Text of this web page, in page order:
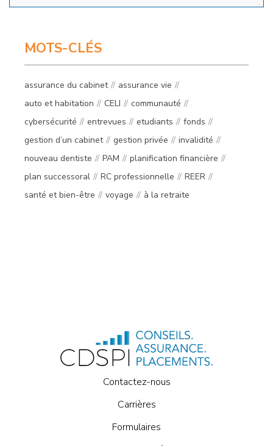
MOTS-CLÉS
assurance du cabinet
assurance vie
auto et habitation
CELI
communauté
cybersécurité
entrevues etudiants
fonds
gestion d’un cabinet
gestion privée
invalidité
nouveau dentiste
PAM
planification financière
plan successoral
RC professionnelle
REER
santé et bien-être
voyage à la retraite
Contactez-nous
Carrières
Formulaires